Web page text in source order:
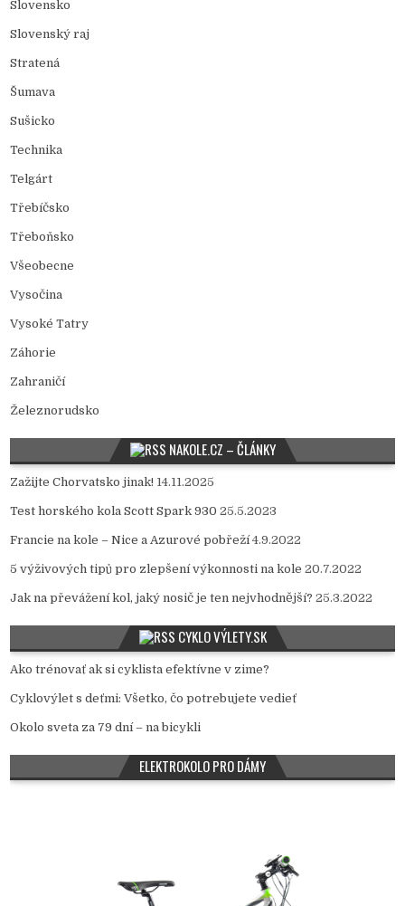
Slovensko
Slovenský raj
Stratená
Šumava
Sušicko
Technika
Telgárt
Třebíčsko
Třeboňsko
Všeobecne
Vysočina
Vysoké Tatry
Záhorie
Zahraničí
Železnorudsko
NAKOLE.CZ – ČLÁNKY
Zažijte Chorvatsko jinak! 14.11.2025
Test horského kola Scott Spark 930 25.5.2023
Francie na kole – Nice a Azurové pobřeží 4.9.2022
5 výživových tipů pro zlepšení výkonnosti na kole 20.7.2022
Jak na převážení kol, jaký nosič je ten nejvhodnější? 25.3.2022
CYKLO VÝLETY.SK
Ako trénovať ak si cyklista efektívne v zime?
Cyklovýlet s deťmi: Všetko, čo potrebujete vedieť
Okolo sveta za 79 dní – na bicykli
ELEKTROKOLO PRO DÁMY